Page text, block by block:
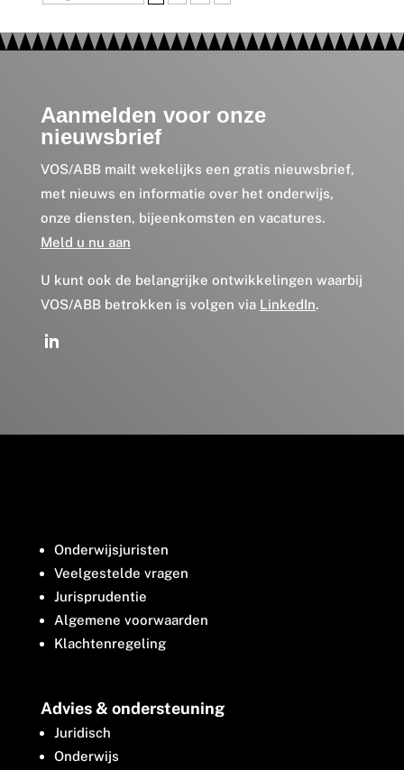
Aanmelden voor onze
nieuwsbrief
VOS/ABB mailt wekelijks een gratis nieuwsbrief,
met nieuws en informatie over het onderwijs,
onze diensten, bijeenkomsten en vacatures.
Meld u nu aan
U kunt ook de belangrijke ontwikkelingen waarbij
VOS/ABB betrokken is volgen via LinkedIn.
Onderwijsjuristen
Veelgestelde vragen
Jurisprudentie
Algemene voorwaarden
Klachtenregeling
Advies & ondersteuning
Juridisch
Onderwijs